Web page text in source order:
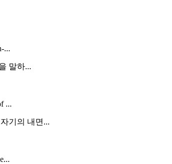
...
말하...
...
기의 내면...